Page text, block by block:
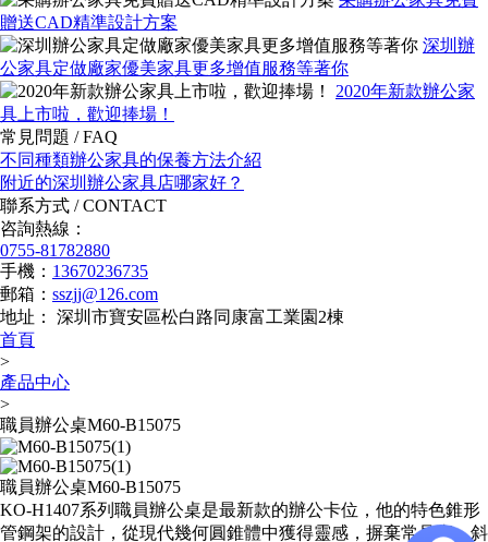
贈送CAD精準設計方案
深圳辦
公家具定做廠家優美家具更多增值服務等著你
2020年新款辦公家
具上市啦，歡迎捧場！
常見問題 /FAQ
不同種類辦公家具的保養方法介紹
附近的深圳辦公家具店哪家好？
聯系方式 /CONTACT
咨詢熱線：
0755-81782880
手機： 13670236735
郵箱： sszjj@126.com
地址： 深圳市寶安區松白路同康富工業園2棟
首頁
>
產品中心
>
職員辦公桌M60-B15075
職員辦公桌M60-B15075
KO-H1407系列職員辦公桌是最新款的辦公卡位，他的特色錐形
管鋼架的設計，從現代幾何圓錐體中獲得靈感，摒棄常見直、斜